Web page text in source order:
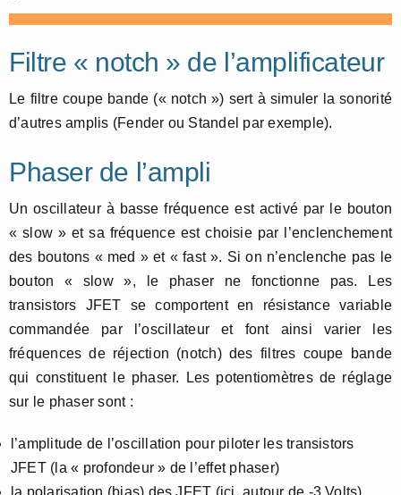
Filtre « notch » de l’amplificateur
Le filtre coupe bande (« notch ») sert à simuler la sonorité
d’autres amplis (Fender ou Standel par exemple).
Phaser de l’ampli
Un oscillateur à basse fréquence est activé par le bouton
« slow » et sa fréquence est choisie par l’enclenchement
des boutons « med » et « fast ». Si on n’enclenche pas le
bouton « slow », le phaser ne fonctionne pas. Les
transistors JFET se comportent en résistance variable
commandée par l’oscillateur et font ainsi varier les
fréquences de réjection (notch) des filtres coupe bande
qui constituent le phaser. Les potentiomètres de réglage
sur le phaser sont :
l’amplitude de l’oscillation pour piloter les transistors
JFET (la « profondeur » de l’effet phaser)
la polarisation (bias) des JFET (ici, autour de -3 Volts)